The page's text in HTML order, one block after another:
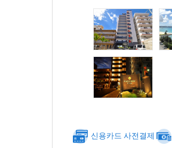
신용카드 사전결제